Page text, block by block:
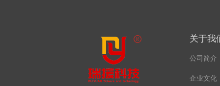
关于我
公司简介
企业文化